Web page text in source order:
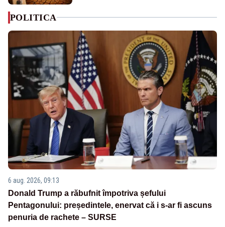
POLITICA
6 aug. 2026, 09:13
Donald Trump a răbufnit împotriva șefului
Pentagonului: președintele, enervat că i s-ar fi ascuns
penuria de rachete – SURSE